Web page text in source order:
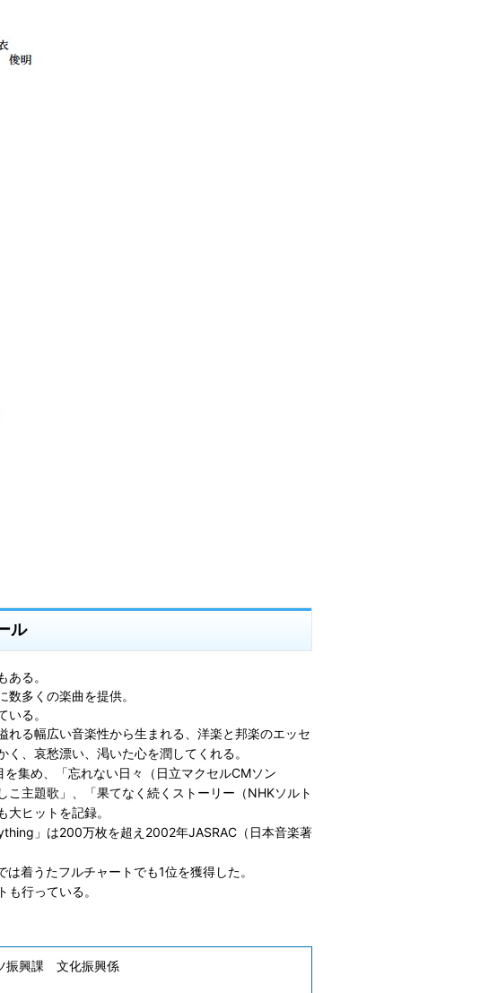
ル
る。
多くの楽曲を提供。
る。
れる幅広い音楽性から生まれる、洋楽と邦楽のエッセ
く、哀愁漂い、渇いた心を潤してくれる。
集め、「忘れない日々（日立マクセルCMソン
主題歌」、「果てなく続くストーリー（NHKソルト
ヒットを記録。
」は200万枚を超え2002年JASRAC（日本音楽著
着うたフルチャートでも1位を獲得した。
行っている。
振興課 文化振興係